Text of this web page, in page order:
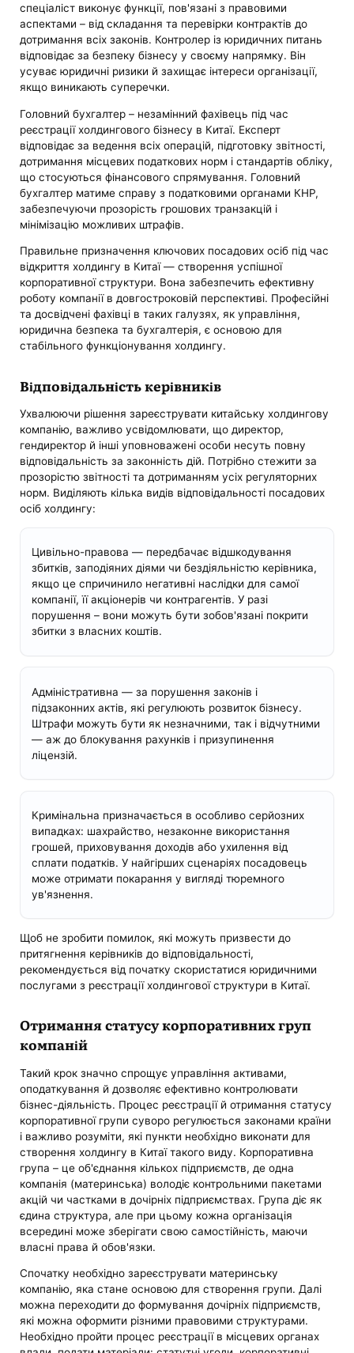
спеціаліст виконує функції, пов'язані з правовими
аспектами – від складання та перевірки контрактів до
дотримання всіх законів. Контролер із юридичних питань
відповідає за безпеку бізнесу у своєму напрямку. Він
усуває юридичні ризики й захищає інтереси організації,
якщо виникають суперечки.
Головний бухгалтер – незамінний фахівець під час
реєстрації холдингового бізнесу в Китаї. Експерт
відповідає за ведення всіх операцій, підготовку звітності,
дотримання місцевих податкових норм і стандартів обліку,
що стосуються фінансового спрямування. Головний
бухгалтер матиме справу з податковими органами КНР,
забезпечуючи прозорість грошових транзакцій і
мінімізацію можливих штрафів.
Правильне призначення ключових посадових осіб під час
відкриття холдингу в Китаї — створення успішної
корпоративної структури. Вона забезпечить ефективну
роботу компанії в довгостроковій перспективі. Професійні
та досвідчені фахівці в таких галузях, як управління,
юридична безпека та бухгалтерія, є основою для
стабільного функціонування холдингу.
Відповідальність керівників
Ухвалюючи рішення зареєструвати китайську холдингову
компанію, важливо усвідомлювати, що директор,
гендиректор й інші уповноважені особи несуть повну
відповідальність за законність дій. Потрібно стежити за
прозорістю звітності та дотриманням усіх регуляторних
норм. Виділяють кілька видів відповідальності посадових
осіб холдингу:
Цивільно-правова — передбачає відшкодування
збитків, заподіяних діями чи бездіяльністю керівника,
якщо це спричинило негативні наслідки для самої
компанії, її акціонерів чи контрагентів. У разі
порушення – вони можуть бути зобов'язані покрити
збитки з власних коштів.
Адміністративна — за порушення законів і
підзаконних актів, які регулюють розвиток бізнесу.
Штрафи можуть бути як незначними, так і відчутними
— аж до блокування рахунків і призупинення
ліцензій.
Кримінальна призначається в особливо серйозних
випадках: шахрайство, незаконне використання
грошей, приховування доходів або ухилення від
сплати податків. У найгірших сценаріях посадовець
може отримати покарання у вигляді тюремного
ув'язнення.
Щоб не зробити помилок, які можуть призвести до
притягнення керівників до відповідальності,
рекомендується від початку скористатися юридичними
послугами з реєстрації холдингової структури в Китаї.
Отримання статусу корпоративних груп
компаній
Такий крок значно спрощує управління активами,
оподаткування й дозволяє ефективно контролювати
бізнес-діяльність. Процес реєстрації й отримання статусу
корпоративної групи суворо регулюється законами країни
і важливо розуміти, які пункти необхідно виконати для
створення холдингу в Китаї такого виду. Корпоративна
група – це об'єднання кількох підприємств, де одна
компанія (материнська) володіє контрольними пакетами
акцій чи частками в дочірніх підприємствах. Група діє як
єдина структура, але при цьому кожна організація
всередині може зберігати свою самостійність, маючи
власні права й обов'язки.
Спочатку необхідно зареєструвати материнську
компанію, яка стане основою для створення групи. Далі
можна переходити до формування дочірніх підприємств,
які можна оформити різними правовими структурами.
Необхідно пройти процес реєстрації в місцевих органах